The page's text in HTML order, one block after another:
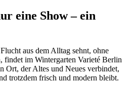
eine Show – ein
aus dem Alltag sehnt, ohne
findet im Wintergarten Varieté Berlin
Ort, der Altes und Neues verbindet,
trotzdem frisch und modern bleibt.